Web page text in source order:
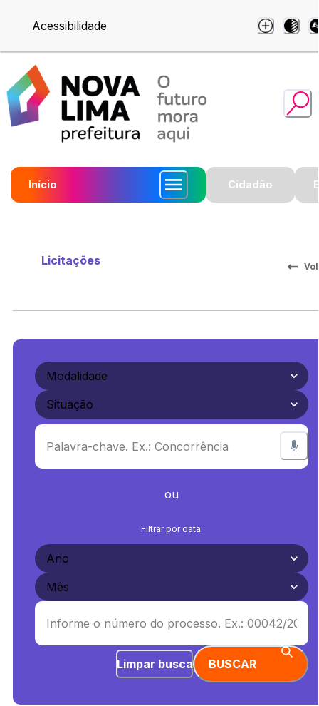
Acessibilidade
Início Cidadão
Licitações
ou
Filtrar por data:
Limpar busca BUSCAR